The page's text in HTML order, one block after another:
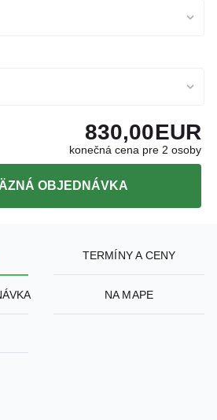
OBJEDNÁVKA
NA MAPE
z menších provensálskych